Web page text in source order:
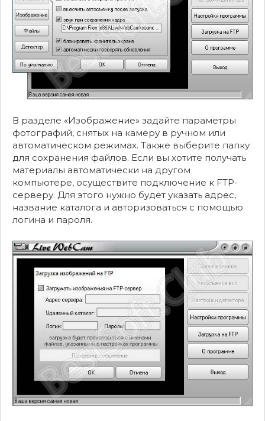
В разделе «Изображение» задайте параметры
фотографий, снятых на камеру в ручном или
автоматическом режимах. Также выберите папку
для сохранения файлов. Если вы хотите получать
материалы автоматически на другом
компьютере, осуществите подключение к FTP-
серверу. Для этого нужно будет указать адрес,
название каталога и авторизоваться с помощью
логина и пароля.